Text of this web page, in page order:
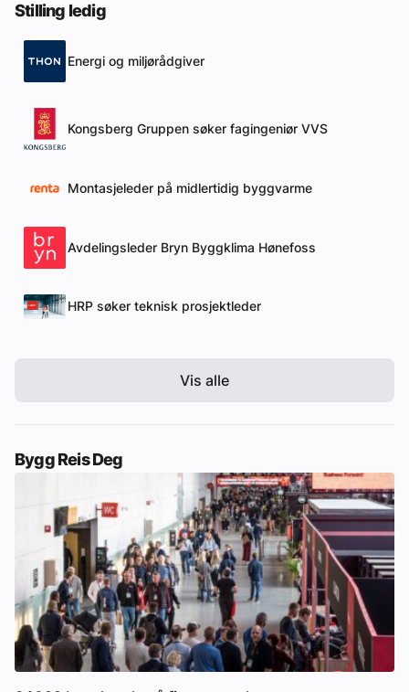
Stilling ledig
Energi og miljørådgiver
Kongsberg Gruppen søker fagingeniør VVS
Montasjeleder på midlertidig byggvarme
Avdelingsleder Bryn Byggklima Hønefoss
HRP søker teknisk prosjektleder
Vis alle
Bygg Reis Deg